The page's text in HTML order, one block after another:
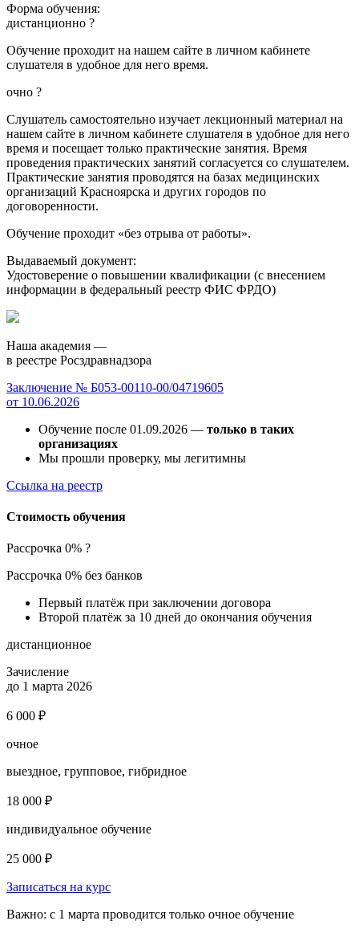
Форма обучения:
дистанционно ?
Обучение проходит на нашем сайте в личном кабинете
слушателя в удобное для него время.
очно ?
Слушатель самостоятельно изучает лекционный материал на
нашем сайте в личном кабинете слушателя в удобное для него
время и посещает только практические занятия. Время
проведения практических занятий согласуется со слушателем.
Практические занятия проводятся на базах медицинских
организаций Красноярска и других городов по
договоренности.
Обучение проходит «без отрыва от работы».
Выдаваемый документ:
Удостоверение о повышении квалификации (с внесением
информации в федеральный реестр ФИС ФРДО)
Наша академия —
в реестре Росздравнадзора
Заключение № Б053-00110-00/04719605
от 10.06.2026
Обучение после 01.09.2026 — только в таких
организациях
Мы прошли проверку, мы легитимны
Ссылка на реестр
Стоимость обучения
Рассрочка 0% ?
Рассрочка 0% без банков
Первый платёж при заключении договора
Второй платёж за 10 дней до окончания обучения
дистанционное
Зачисление
до 1 марта 2026
6 000 ₽
очное
выездное, групповое, гибридное
18 000 ₽
индивидуальное обучение
25 000 ₽
Записаться на курс
Важно: с 1 марта проводится только очное обучение